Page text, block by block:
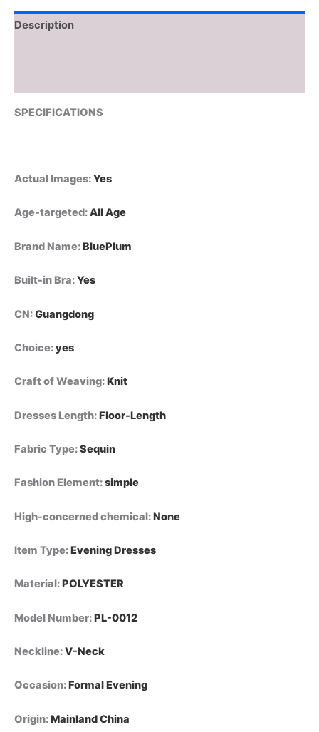
Description
SPECIFICATIONS
Actual Images:Yes
Age-targeted:All Age
Brand Name:BluePlum
Built-in Bra:Yes
CN:Guangdong
Choice:yes
Craft of Weaving:Knit
Dresses Length:Floor-Length
Fabric Type:Sequin
Fashion Element:simple
High-concerned chemical:None
Item Type:Evening Dresses
Material:POLYESTER
Model Number:PL-0012
Neckline:V-Neck
Occasion:Formal Evening
Origin:Mainland China